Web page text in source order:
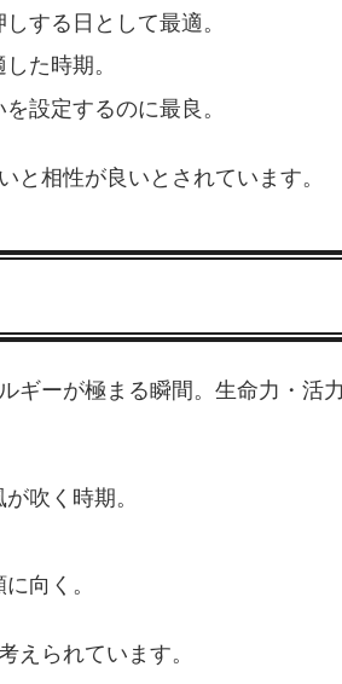
する日として最適。
た時期。
設定するのに最良。
相性が良いとされています。
ーが極まる瞬間。生命力・活
吹く時期。
向く。
えられています。